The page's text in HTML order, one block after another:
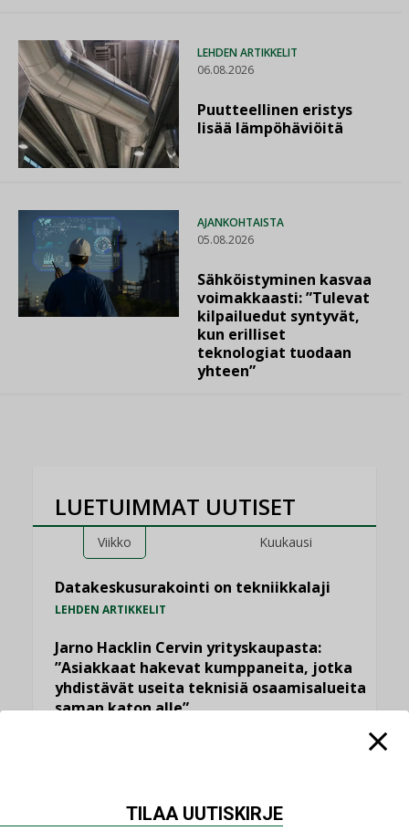
LEHDEN ARTIKKELIT
06.08.2026
Puutteellinen eristys
lisää lämpöhäviöitä
AJANKOHTAISTA
05.08.2026
Sähköistyminen kasvaa
voimakkaasti: ”Tulevat
kilpailuedut syntyvät,
kun erilliset
teknologiat tuodaan
yhteen”
LUETUIMMAT UUTISET
Viikko Kuukausi
Datakeskusurakointi on tekniikkalaji
LEHDEN ARTIKKELIT
Jarno Hacklin Cervin yrityskaupasta:
”Asiakkaat hakevat kumppaneita, jotka
yhdistävät useita teknisiä osaamisalueita
saman katon alle”
erilliset teknologiat tuodaan yhteen”
TILAA UUTISKIRJE